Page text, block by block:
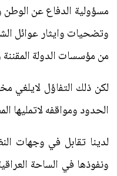
مسؤولية الدفاع عن الوطن
وتضحيات وايثار عوائل
من مؤسسات الدولة المقننة
لكن ذلك التفاؤل لايلغي
الحدود ومواقفه لاتمليها
لدينا تقابل في وجهات
ونفوذها في الساحة